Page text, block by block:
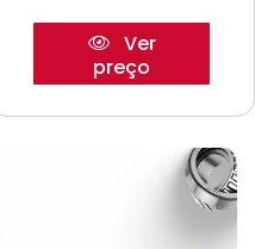
Ver
preço